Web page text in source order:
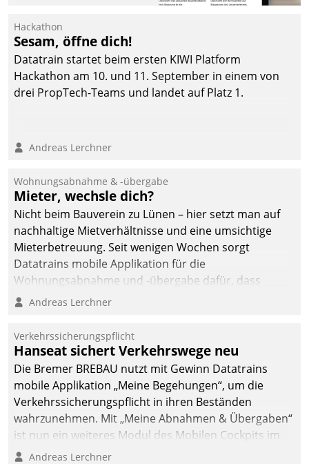
Ressort Kapitalanlage für
künftige Aufgaben und
Herausforderungen
gerüstet.
Hackathon
Sesam, öffne dich!
Datatrain startet beim ersten KIWI Platform
Hackathon am 10. und 11. September in einem von
drei PropTech-Teams und landet auf Platz 1.
Andreas Lerchner
Wohnungsabnahme & -übergabe
Mieter, wechsle dich?
Nicht beim Bauverein zu Lünen – hier setzt man auf
nachhaltige Mietverhältnisse und eine umsichtige
Mieterbetreuung. Seit wenigen Wochen sorgt
Datatrains mobile Applikation für die
Wohnungsabnahme und -übergabe dafür, dass
Mieter wohlgeordnet kommen und, so es sein muss,
Andreas Lerchner
Verkehrssicherungspflicht
Hanseat sichert Verkehrswege neu
Die Bremer BREBAU nutzt mit Gewinn Datatrains
mobile Applikation „Meine Begehungen“, um die
Verkehrssicherungspflicht in ihren Beständen
wahrzunehmen. Mit „Meine Abnahmen & Übergaben“
ist nun ein weiteres Modul des Mobilen Cockpits im
Einsatz.
Andreas Lerchner